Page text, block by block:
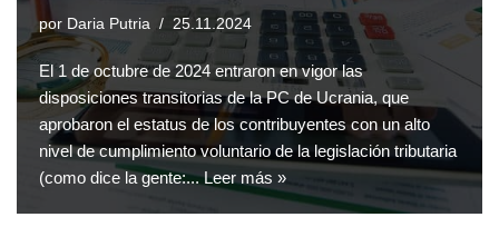
por Daria Putria 25.11.2024
El 1 de octubre de 2024 entraron en vigor las
disposiciones transitorias de la PC de Ucrania, que
aprobaron el estatus de los contribuyentes con un alto
nivel de cumplimiento voluntario de la legislación tributaria
(como dice la gente:...Leer más »